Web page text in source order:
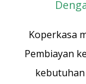
Koperkasa
Pembiayan